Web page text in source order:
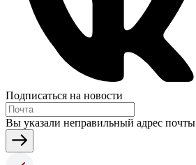
Подписаться на новости
Вы указали неправильный адрес почты